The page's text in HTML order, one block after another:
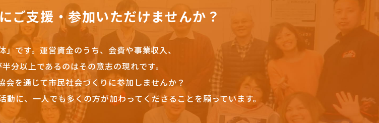
ご支援・参加いただけませんか？
です。 運営資金のうち、会費や事業収入、
分以上であるのはその意志の現れです。
会を通じて市民社会づくりに参加しませんか？
に、一人でも多くの方が加わってくださることを願っています。